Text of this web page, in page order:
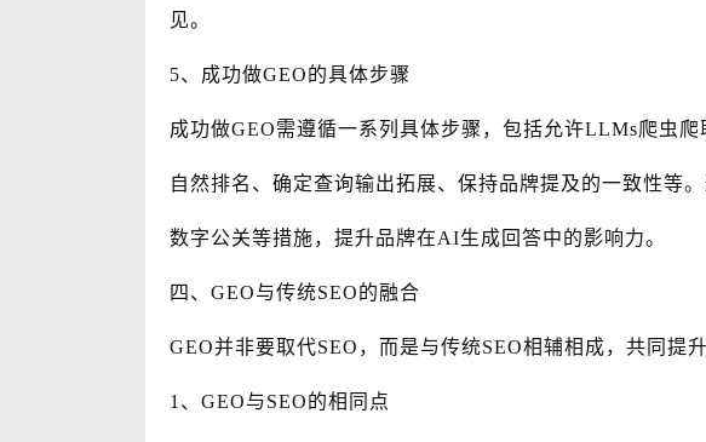
见。
5、成功做GEO的具体步骤
成功做GEO需遵循一系列具体步骤，包括允许LLMs爬虫
自然排名、确定查询输出拓展、保持品牌提及的一致性等
数字公关等措施，提升品牌在AI生成回答中的影响力。
四、GEO与传统SEO的融合
GEO并非要取代SEO，而是与传统SEO相辅相成，共同提
1、GEO与SEO的相同点